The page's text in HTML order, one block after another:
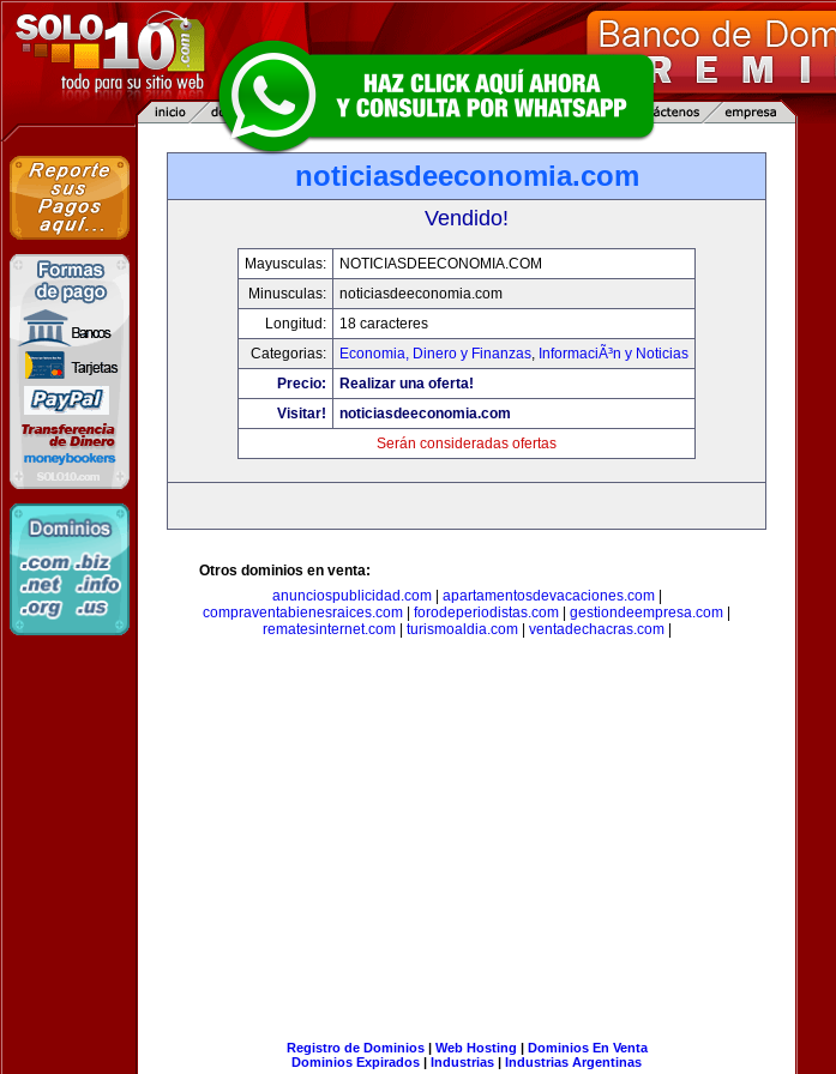
noticiasdeeconomia.com
Vendido!
Mayusculas:
NOTICIASDEECONOMIA.COM
Minusculas:
noticiasdeeconomia.com
Longitud:
18 caracteres
Categorias:
Economia, Dinero y Finanzas, InformaciÃ³n y Noticias
Precio:
Realizar una oferta!
Visitar!
noticiasdeeconomia.com
Serán consideradas ofertas
Otros dominios en venta:
anunciospublicidad.com| apartamentosdevacaciones.com|
compraventabienesraices.com
forodeperiodistas.com gestiondeempresa.com
rematesinternet.com| turismoaldia.com| ventadechacras.com|
Registro de Dominios| Web Hosting | Dominios En Venta
Dominios Expirados | Industrias | Industrias Argentinas